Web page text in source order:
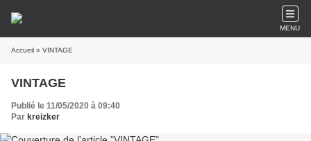
MENU
Accueil » VINTAGE
VINTAGE
Publié le 11/05/2020 à 09:40
Par kreizker